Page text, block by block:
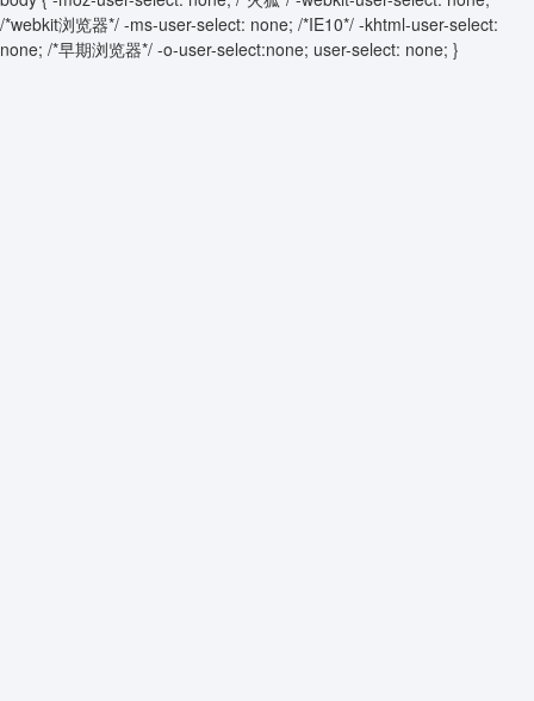
/*webkit浏览器*/ -ms-user-select: none; /*IE10*/ -khtml-user-select:
none; /*早期浏览器*/ -o-user-select:none; user-select: none; }